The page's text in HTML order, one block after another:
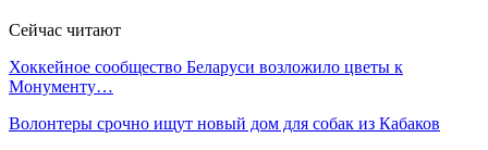
Сейчас читают
Хоккейное сообщество Беларуси возложило цветы к
Монументу…
Волонтеры срочно ищут новый дом для собак из Кабаков